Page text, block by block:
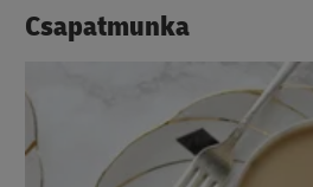
Csapatmunka